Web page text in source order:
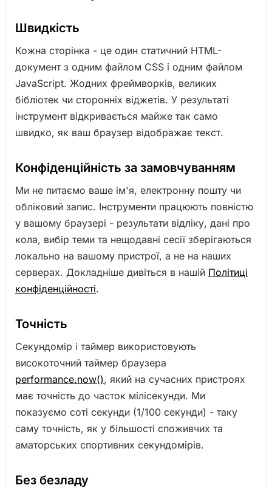
Швидкість
Кожна сторінка - це один статичний HTML-
документ з одним файлом CSS і одним файлом
JavaScript. Жодних фреймворків, великих
бібліотек чи сторонніх віджетів. У результаті
інструмент відкривається майже так само
швидко, як ваш браузер відображає текст.
Конфіденційність за замовчуванням
Ми не питаємо ваше ім'я, електронну пошту чи
обліковий запис. Інструменти працюють повністю
у вашому браузері - результати відліку, дані про
кола, вибір теми та нещодавні сесії зберігаються
локально на вашому пристрої, а не на наших
серверах. Докладніше дивіться в нашій Політиці
конфіденційності.
Точність
Секундомір і таймер використовують
високоточний таймер браузера
performance.now(), який на сучасних пристроях
має точність до часток мілісекунди. Ми
показуємо соті секунди (1/100 секунди) - таку
саму точність, як у більшості споживчих та
аматорських спортивних секундомірів.
Без безладу